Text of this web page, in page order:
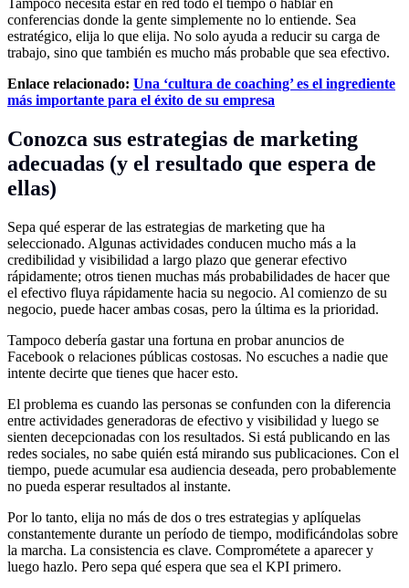
Tampoco necesita estar en red todo el tiempo o hablar en
conferencias donde la gente simplemente no lo entiende. Sea
estratégico, elija lo que elija. No solo ayuda a reducir su carga de
trabajo, sino que también es mucho más probable que sea efectivo.
Enlace relacionado: Una ‘cultura de coaching’ es el ingrediente
más importante para el éxito de su empresa
Conozca sus estrategias de marketing
adecuadas (y el resultado que espera de
ellas)
Sepa qué esperar de las estrategias de marketing que ha
seleccionado. Algunas actividades conducen mucho más a la
credibilidad y visibilidad a largo plazo que generar efectivo
rápidamente; otros tienen muchas más probabilidades de hacer que
el efectivo fluya rápidamente hacia su negocio. Al comienzo de su
negocio, puede hacer ambas cosas, pero la última es la prioridad.
Tampoco debería gastar una fortuna en probar anuncios de
Facebook o relaciones públicas costosas. No escuches a nadie que
intente decirte que tienes que hacer esto.
El problema es cuando las personas se confunden con la diferencia
entre actividades generadoras de efectivo y visibilidad y luego se
sienten decepcionadas con los resultados. Si está publicando en las
redes sociales, no sabe quién está mirando sus publicaciones. Con el
tiempo, puede acumular esa audiencia deseada, pero probablemente
no pueda esperar resultados al instante.
Por lo tanto, elija no más de dos o tres estrategias y aplíquelas
constantemente durante un período de tiempo, modificándolas sobre
la marcha. La consistencia es clave. Comprométete a aparecer y
luego hazlo. Pero sepa qué espera que sea el KPI primero.